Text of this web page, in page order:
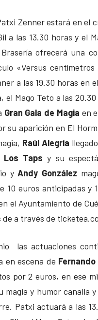
Zenner estará en el
a las 13.30 horas y el
ofrecerá una
«Versus
a las 19.30 horas en
el Mago Teto a las
Gran Gala de Magia en
su aparición en El
Raúl Alegría
Los Taps y su
yAndy González
10 euros anticipadas y
el Ayuntamiento de
de a través de
las actuaciones
en escena de
por 2 euros, en ese
magia y humor canalla
Patxi actuará a las